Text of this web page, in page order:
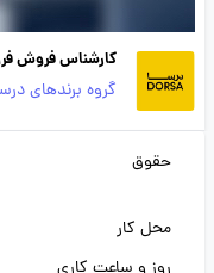
کارشناس فروش
گروه برندهای
حقوق
محل کار